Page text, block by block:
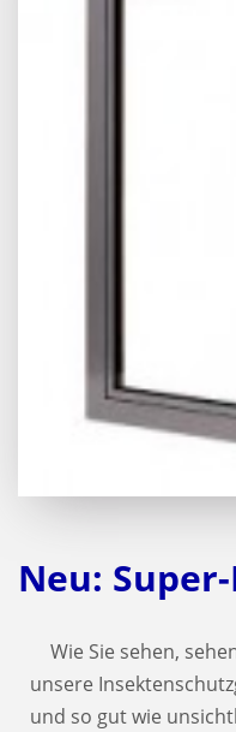
Neu:
Wie Sie sehen,
unsere
und so gut wie